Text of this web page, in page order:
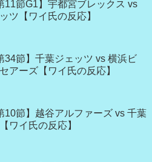
11節G1】宇都宮ブレックス vs
ツ【ワイ氏の反応】
34節】千葉ジェッツ vs 横浜ビ
アーズ【ワイ氏の反応】
10節】越谷アルファーズ vs 千葉
ワイ氏の反応】